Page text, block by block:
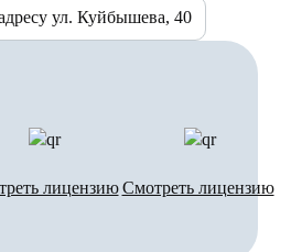
ул. Куйбышева, 40
лицензию Смотреть лицензию